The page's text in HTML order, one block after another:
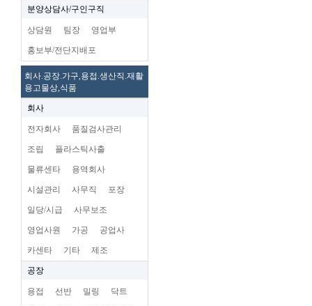
분양상담사/구인구직
상담원 팀장 영업부
홍보부/전단지배포
회사.공장.가구,용접.생산직.재활
용고물상,식품
회사
전자회사 품질검사관리
조립 플라스틱사출
물류센타 용역회사
시설관리 사무직 포장
일당/시급 사무보조
영업사원 가공 공업사
카센타 기타 제조
공장
용접 선반 밀링 닥트